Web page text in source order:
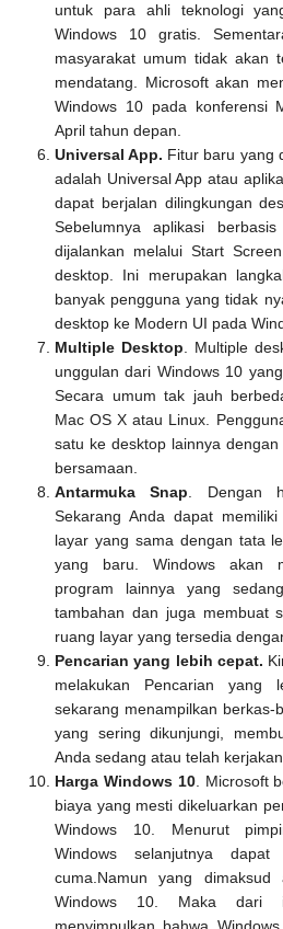
untuk para ahli teknologi
Windows 10 gratis.
masyarakat umum tidak akan
mendatang. Microsoft akan
Windows 10 pada konferensi
April tahun depan.
Universal App. Fitur baru yang
adalah Universal App atau
dapat berjalan dilingkungan
Sebelumnya aplikasi
dijalankan melalui Start
desktop. Ini merupakan
banyak pengguna yang tidak
desktop ke Modern UI pada
Multiple Desktop . Multiple
unggulan dari Windows 10
Secara umum tak jauh
Mac OS X atau Linux.
satu ke desktop lainnya
bersamaan.
Antarmuka Snap . Dengan
Sekarang Anda dapat
layar yang sama dengan tata
yang baru. Windows akan
program lainnya yang
tambahan dan juga membuat
ruang layar yang tersedia
Pencarian yang lebih cepat.
melakukan Pencarian yang
sekarang menampilkan
yang sering dikunjungi,
Anda sedang atau telah
Harga Windows 10. Microsoft
biaya yang mesti dikeluarkan
Windows 10. Menurut
Windows selanjutnya
cuma.Namun yang
Windows 10. Maka dari